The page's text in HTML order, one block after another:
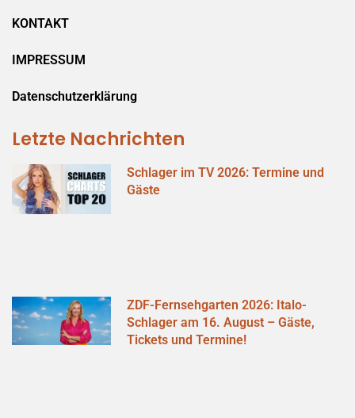
KONTAKT
IMPRESSUM
Datenschutzerklärung
Letzte Nachrichten
Schlager im TV 2026: Termine und
Gäste
ZDF-Fernsehgarten 2026: Italo-
Schlager am 16. August – Gäste,
Tickets und Termine!